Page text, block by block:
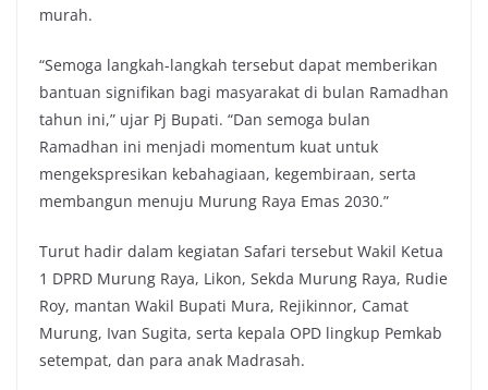
murah.
“Semoga langkah-langkah tersebut dapat memberikan
bantuan signifikan bagi masyarakat di bulan Ramadhan
tahun ini,” ujar Pj Bupati. “Dan semoga bulan
Ramadhan ini menjadi momentum kuat untuk
mengekspresikan kebahagiaan, kegembiraan, serta
membangun menuju Murung Raya Emas 2030.”
Turut hadir dalam kegiatan Safari tersebut Wakil Ketua
1 DPRD Murung Raya, Likon, Sekda Murung Raya, Rudie
Roy, mantan Wakil Bupati Mura, Rejikinnor, Camat
Murung, Ivan Sugita, serta kepala OPD lingkup Pemkab
setempat, dan para anak Madrasah.